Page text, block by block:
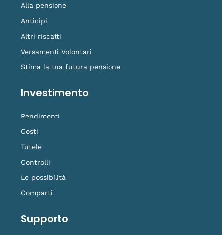
Alla pensione
Anticipi
Altri riscatti
Versamenti Volontari
Stima la tua futura pensione
Investimento
Rendimenti
Costi
Tutele
Controlli
Le possibilità
Comparti
Supporto